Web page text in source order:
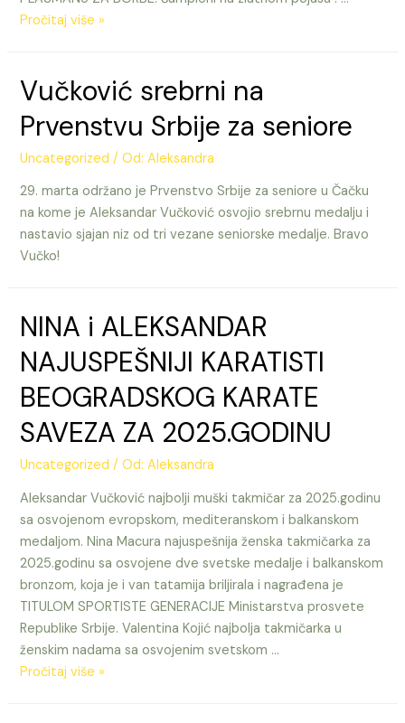
Pobednici
medalja
na
Zlatnom
pojasu
Pročitaj više »
Vučković srebrni na
Prvenstvu Srbije za seniore
Uncategorized / Od: Aleksandra
29. marta održano je Prvenstvo Srbije za seniore u Čačku
na kome je Aleksandar Vučković osvojio srebrnu medalju i
nastavio sjajan niz od tri vezane seniorske medalje. Bravo
Vučko!
NINA i ALEKSANDAR
NAJUSPEŠNIJI KARATISTI
BEOGRADSKOG KARATE
SAVEZA ZA 2025.GODINU
Uncategorized / Od: Aleksandra
Aleksandar Vučković najbolji muški takmičar za 2025.godinu
sa osvojenom evropskom, mediteranskom i balkanskom
medaljom. Nina Macura najuspešnija ženska takmičarka za
2025.godinu sa osvojene dve svetske medalje i balkanskom
bronzom, koja je i van tatamija briljirala i nagrađena je
TITULOM SPORTISTE GENERACIJE Ministarstva prosvete
Republike Srbije. Valentina Kojić najbolja takmičarka u
ženskim nadama sa osvojenim svetskom …
NINA
Pročitaj više »